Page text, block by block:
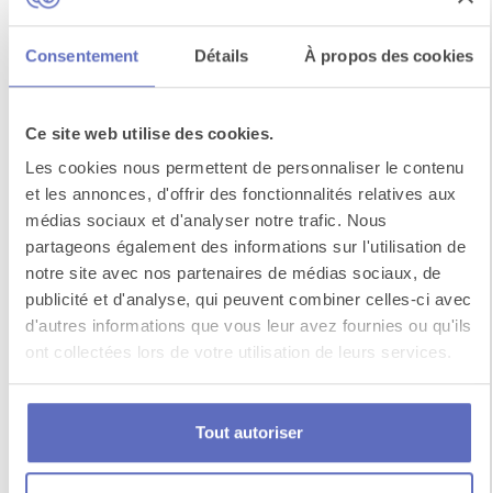
Consentement Détails À propos des cookies
Ce site web utilise des cookies.
Les cookies nous permettent de personnaliser le contenu
et les annonces, d'offrir des fonctionnalités relatives aux
médias sociaux et d'analyser notre trafic. Nous
partageons également des informations sur l'utilisation de
notre site avec nos partenaires de médias sociaux, de
publicité et d'analyse, qui peuvent combiner celles-ci avec
d'autres informations que vous leur avez fournies ou qu'ils
ont collectées lors de votre utilisation de leurs services.
Tout autoriser
H10 Marina Barcelona
Situé à quelques mètres de la plage près de la
Villa Olímpica, le H10 Marina Barcelona 4*